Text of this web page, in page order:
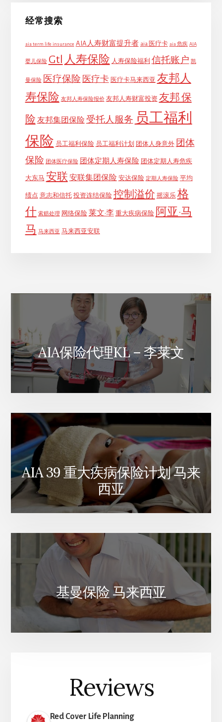
经常搜索
aia term life insurance AIA人寿财富提升者 aia 医疗卡 aia 危疾 AIA
婴儿保险 Gtl 人寿保险 人寿保险福利 信托账户 凯
曼保险 医疗保险 医疗卡 医疗卡马来西亚 友邦人
寿保险 友邦人寿保险报价 友邦人寿财富投资 友邦 保
险 友邦集团保险 受托人服务 员工福利
保险 员工福利保险 员工福利计划 团体人身意外 团体
保险 团体医疗保险 团体定期人寿保险 团体定期人寿危疾
大东马 安联 安联集团保险 安达保险 定期人寿保险 平均
绩点 意志和信托 投资连结保险 控制溢价 摇滚乐 格
什 索赔处理 网络保险 莱文·李 重大疾病保险 阿亚·马
马 马来西亚 马来西亚安联
AIA保险代理KL – 李莱文
AIA 39 重大疾病保险计划 马来
西亚
基曼保险 马来西亚
Reviews
Red Cover Life Planning